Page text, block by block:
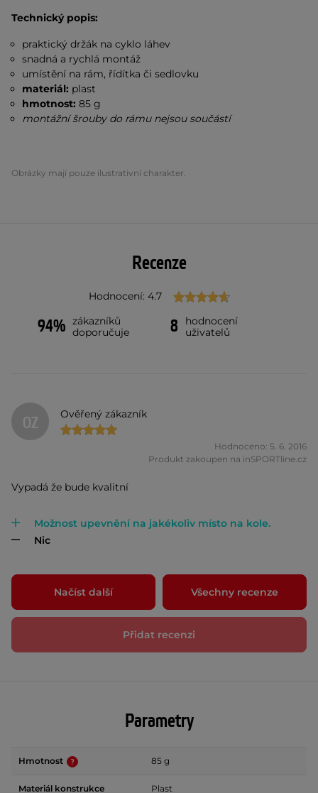
Technický popis:
praktický držák na cyklo láhev
snadná a rychlá montáž
umístění na rám, řídítka či sedlovku
materiál: plast
hmotnost:85 g
montážní šrouby do rámu nejsou součástí
Obrázky mají pouze ilustrativní charakter.
Recenze
Hodnocení: 4.7
94% zákazníků
doporučuje
8
hodnocení
uživatelů
OZ Ověřený zákazník
Hodnoceno: 5. 6. 2016
Produkt zakoupen na inSPORTline.cz
Vypadá že bude kvalitní
Možnost upevnění na jakékoliv místo na kole.
Nic
Načíst další Všechny recenze
Přidat recenzi
Parametry
Hmotnost 85 g
Materiál konstrukce Plast